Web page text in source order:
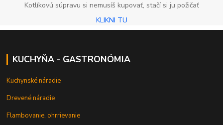
Kotlíkovú súpravu si nemusíš kupovať, stačí si ju požičať
KLIKNI TU
KUCHYŇA - GASTRONÓMIA
Kuchynské náradie
Drevené náradie
Flambovanie, ohrrievanie